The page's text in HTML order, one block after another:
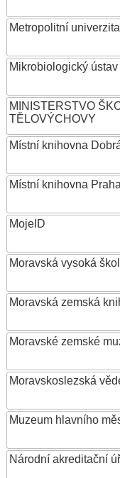
Metropolitní
Mikrobiologický ústav
MINISTERSTVO
TĚLOVÝCHOVY
Místní knihovna
Místní knihovna
MojeID
Moravská vysoká
Moravská zemská
Moravské zemské
Moravskoslezská
Muzeum hlavního
Národní akreditační